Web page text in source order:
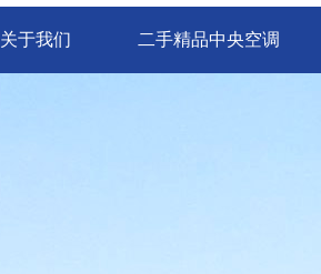
关于我们 二手精品中央空调